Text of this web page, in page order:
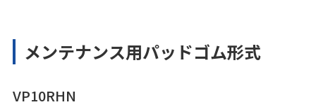
メンテナンス用パッドゴム形式
VP10RHN